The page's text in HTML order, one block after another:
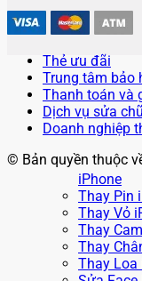
Thẻ ưu đãi
Trung tâm bảo
Thanh toán và
Dịch vụ sửa
Doanh nghiệp
© Bản quyền thuộc
iPhone
Thay Pin
Thay Vỏ
Thay
Thay
Thay Loa